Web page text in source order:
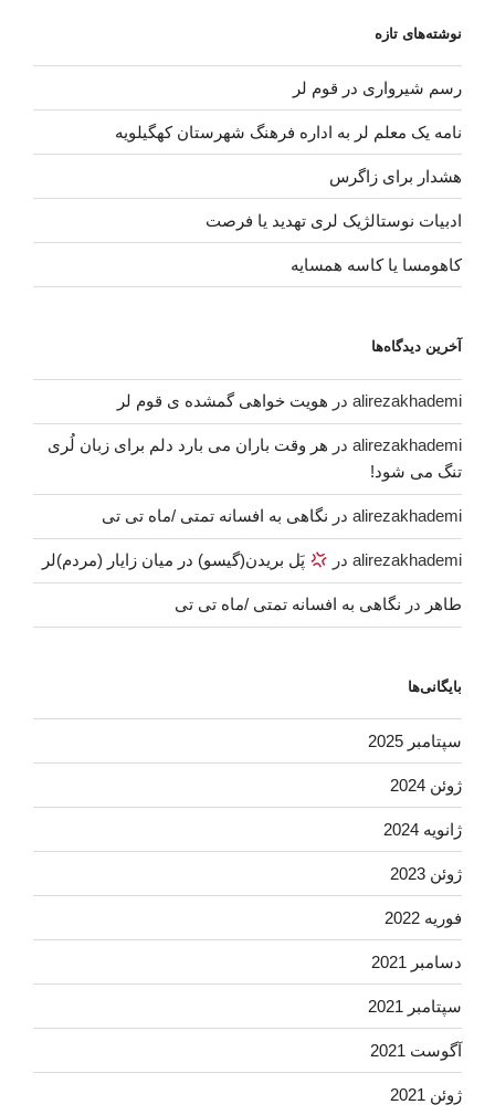
نوشته‌های تازه
رسم شیرواری در قوم لر
نامه یک معلم لر به اداره فرهنگ شهرستان کهگیلویه
هشدار برای زاگرس
ادبیات نوستالژیک لری تهدید یا فرصت
کاهومسا یا کاسه همسایه
آخرین دیدگاه‌ها
alirezakhademi در هویت خواهی گمشده ی قوم لر
alirezakhademi در هر وقت باران می بارد دلم برای زبان لُری
تنگ می شود!
alirezakhademi در نگاهی به افسانه تمتی /ماه تی تی
alirezakhademi در پَل بریدن(گیسو) در میان زایار (مردم)لر
طاهر در نگاهی به افسانه تمتی /ماه تی تی
بایگانی‌ها
سپتامبر 2025
ژوئن 2024
ژانویه 2024
ژوئن 2023
فوریه 2022
دسامبر 2021
سپتامبر 2021
آگوست 2021
ژوئن 2021